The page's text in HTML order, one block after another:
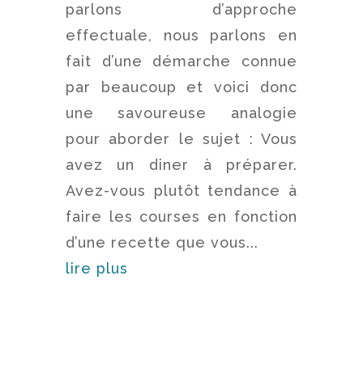
parlons d’approche
effectuale, nous parlons en
fait d’une démarche connue
par beaucoup et voici donc
une savoureuse analogie
pour aborder le sujet : Vous
avez un diner à préparer.
Avez-vous plutôt tendance à
faire les courses en fonction
d’une recette que vous...
lire plus